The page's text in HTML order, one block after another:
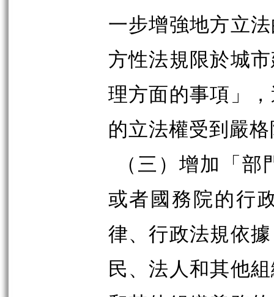
一步增強地方立
方性法規限於城
理方面的事項」
的立法權受到嚴
（三）增加「
或者國務院的行
律、行政法規依
民、法人和其他